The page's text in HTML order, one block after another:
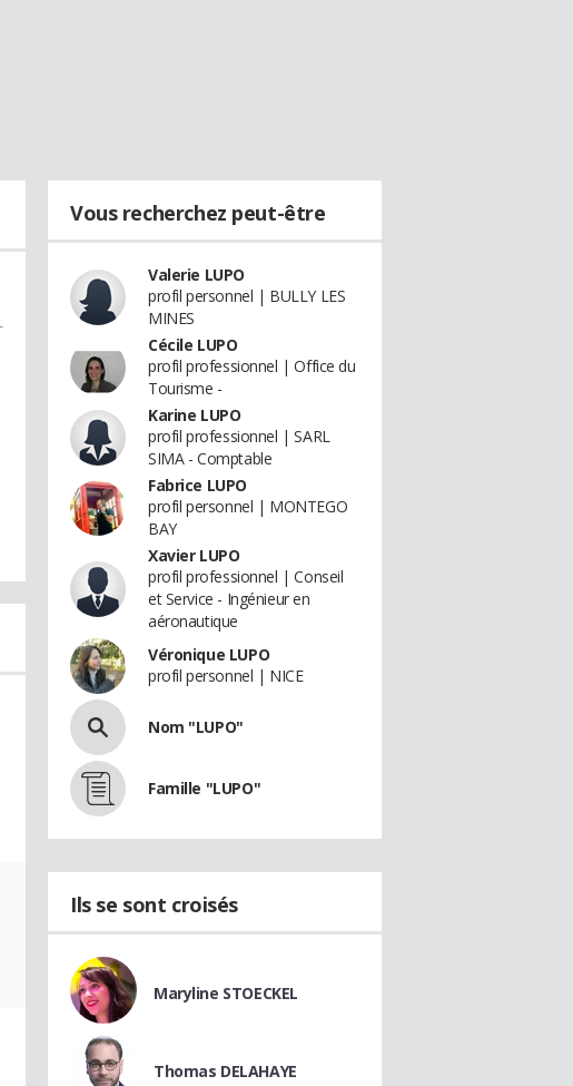
Vous recherchez peut-être
Valerie LUPO
profil personnel | BULLY LES
MINES
Cécile LUPO
profil professionnel | Office du
Tourisme -
Karine LUPO
profil professionnel | SARL
SIMA - Comptable
Fabrice LUPO
profil personnel | MONTEGO
BAY
Xavier LUPO
profil professionnel | Conseil
et Service - Ingénieur en
aéronautique
Véronique LUPO
profil personnel | NICE
Nom "LUPO"
Famille "LUPO"
Ils se sont croisés
Maryline STOECKEL
Thomas DELAHAYE